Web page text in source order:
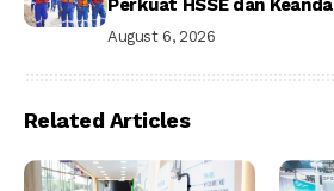
Perkuat HSSE dan
August 6, 2026
Related Articles